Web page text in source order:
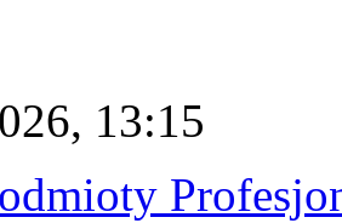
13:15